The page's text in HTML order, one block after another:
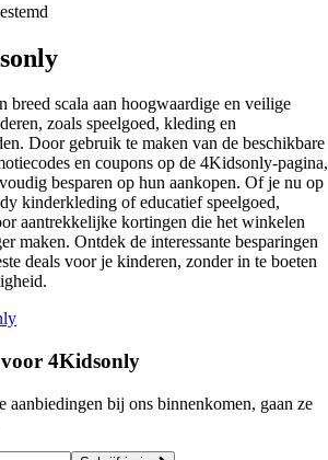
breed scala aan hoogwaardige en veilige
zoals speelgoed, kleding en
Door gebruik te maken van de beschikbare
en coupons op de 4Kidsonly-pagina,
besparen op hun aankopen. Of je nu op
kinderkleding of educatief speelgoed,
aantrekkelijke kortingen die het winkelen
maken. Ontdek de interessante besparingen
deals voor je kinderen, zonder in te boeten
4Kidsonly
aanbiedingen bij ons binnenkomen, gaan ze